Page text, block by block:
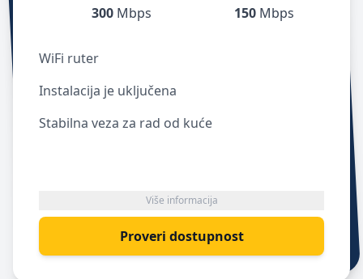
300 Mbps 150 Mbps
WiFi ruter
Instalacija je uključena
Stabilna veza za rad od kuće
Više informacija
Proveri dostupnost